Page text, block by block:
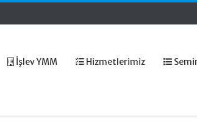
İşlev YMM Hizmetlerimiz